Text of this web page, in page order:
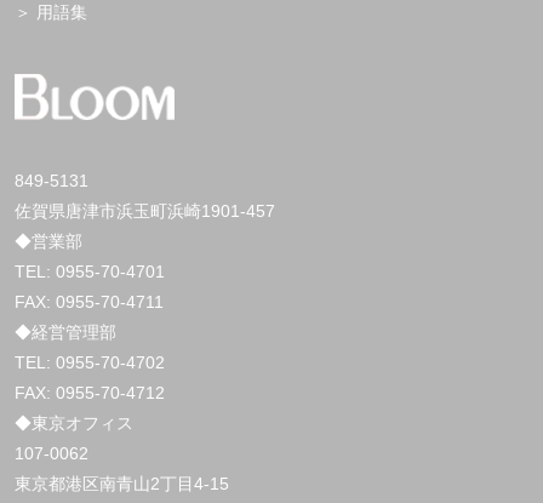
849-5131
佐賀県唐津市浜玉町浜崎1901-457
◆営業部
TEL: 0955-70-4701
FAX: 0955-70-4711
◆経営管理部
TEL: 0955-70-4702
FAX: 0955-70-4712
◆東京オフィス
107-0062
東京都港区南青山2丁目4-15
用語集